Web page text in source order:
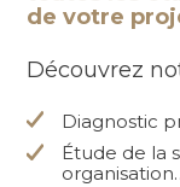
de votre
Découvrez
Diagnostic
Étude de la